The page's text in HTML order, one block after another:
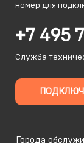
номер для
+7 495
Служба
Города